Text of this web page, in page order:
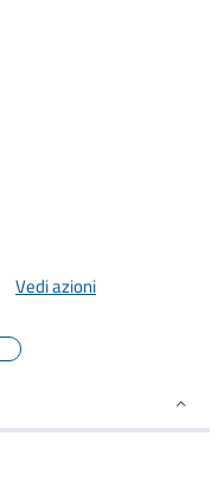
Vedi azioni